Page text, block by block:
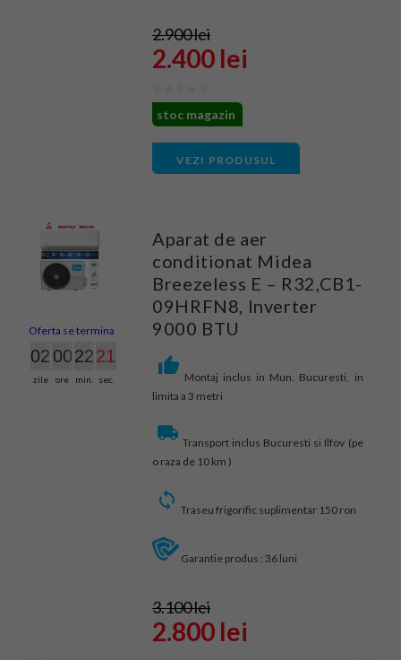
2.900 lei
2.400 lei
stoc magazin
VEZI PRODUSUL
Oferta se termina in:
02
zile
00
ore
22
min.
20
sec.
Aparat de aer
conditionat Midea
Breezeless E – R32,CB1-
09HRFN8, Inverter
9000 BTU
Montaj inclus in Mun. Bucuresti, in
limita a 3 metri
Transport inclus Bucuresti si Ilfov (pe
o raza de 10 km )
Traseu frigorific suplimentar 150 ron
Garantie produs : 36 luni
3.100 lei
2.800 lei